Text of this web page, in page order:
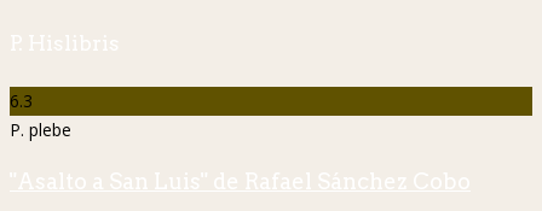
P. Hislibris
6.3
P. plebe
"Asalto a San Luis" de Rafael Sánchez Cobo